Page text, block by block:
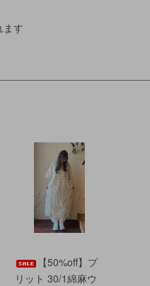
ます
【50%off】プ
リット 30/1綿麻ウ